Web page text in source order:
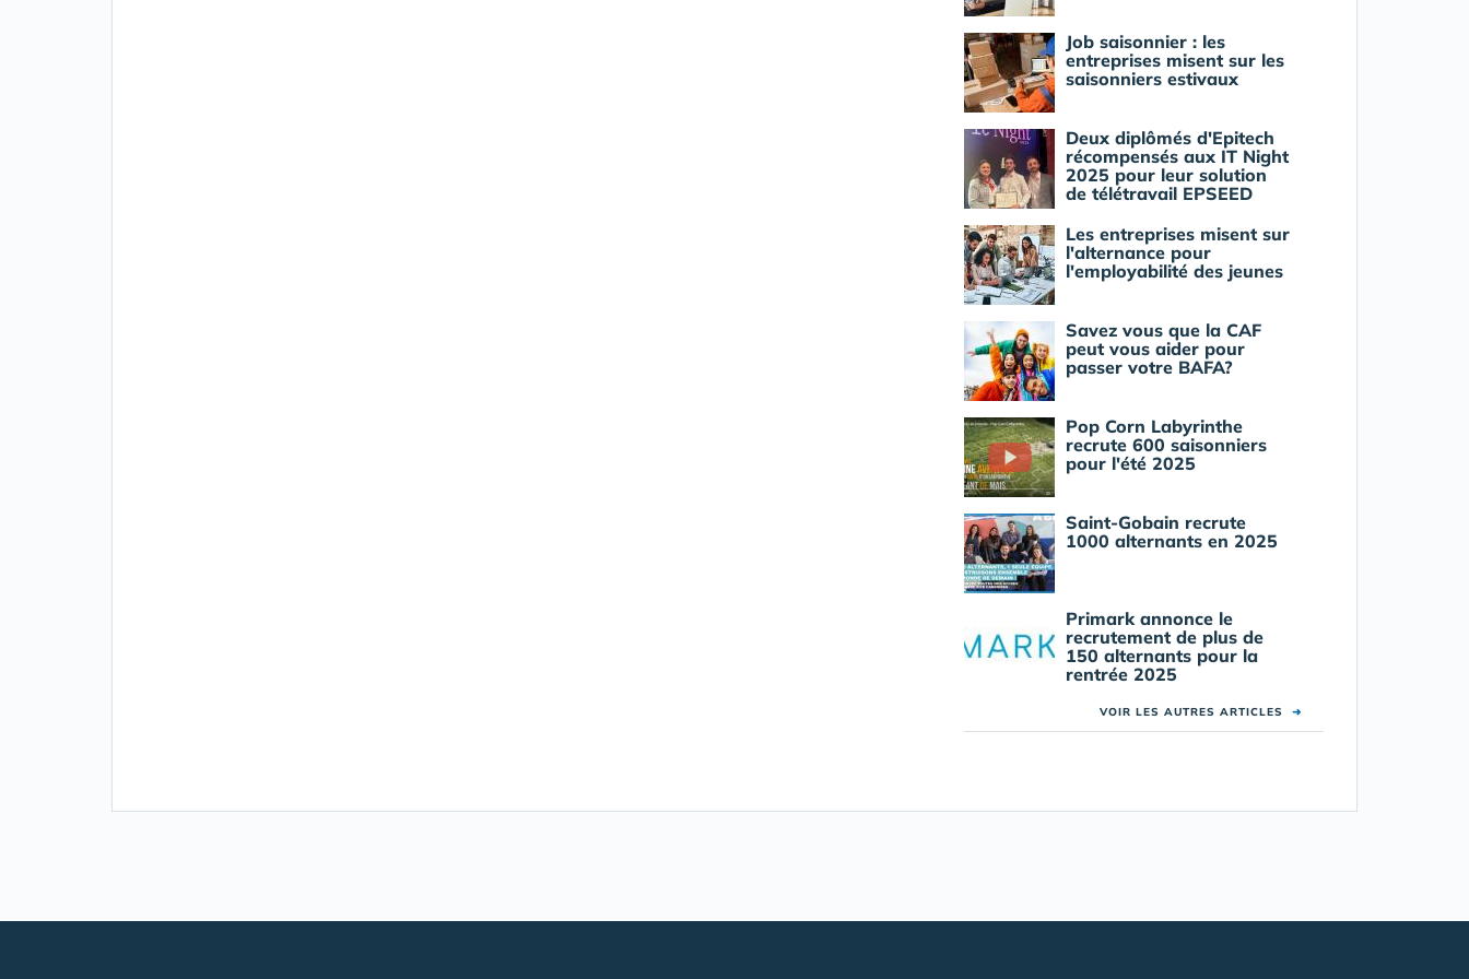
Job saisonnier : les
entreprises misent sur les
saisonniers estivaux
Deux diplômés d'Epitech
récompensés aux IT Night
2025 pour leur solution
de télétravail EPSEED
Les entreprises misent sur
l'alternance pour
l'employabilité des jeunes
Savez vous que la CAF
peut vous aider pour
passer votre BAFA?
Pop Corn Labyrinthe
recrute 600 saisonniers
pour l'été 2025
Saint-Gobain recrute
1000 alternants en 2025
Primark annonce le
recrutement de plus de
150 alternants pour la
rentrée 2025
VOIR LES AUTRES ARTICLES ➜